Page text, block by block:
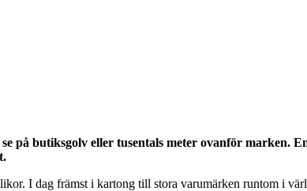
på butiksgolv eller tusentals meter ovanför marken.
I dag främst i kartong till stora varumärken runtom i